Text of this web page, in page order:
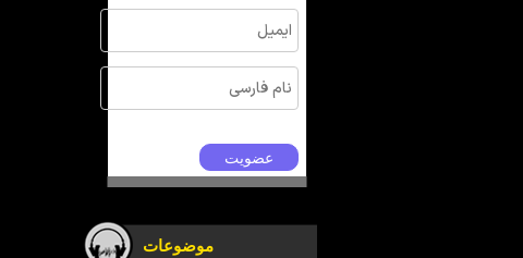
موضوعات